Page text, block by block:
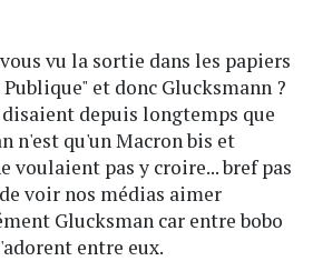
vu la sortie dans les papiers
Publique" et donc Glucksmann ?
disaient depuis longtemps que
n'est qu'un Macron bis et
voulaient pas y croire... bref pas
voir nos médias aimer
Glucksman car entre bobo
entre eux.